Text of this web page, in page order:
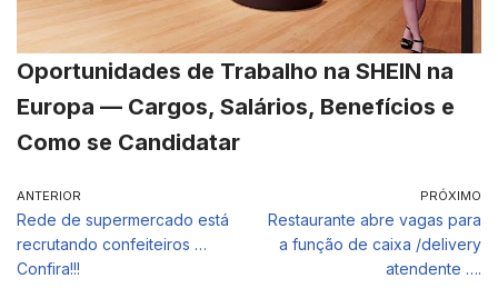
Oportunidades de Trabalho na SHEIN na
Europa — Cargos, Salários, Benefícios e
Como se Candidatar
ANTERIOR
Rede de supermercado está
recrutando confeiteiros …
Confira!!!
PRÓXIMO
Restaurante abre vagas para
a função de caixa /delivery
atendente ….